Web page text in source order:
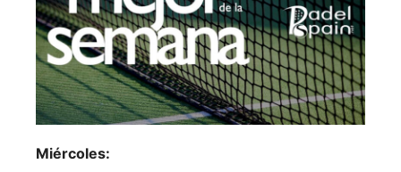
Miércoles: